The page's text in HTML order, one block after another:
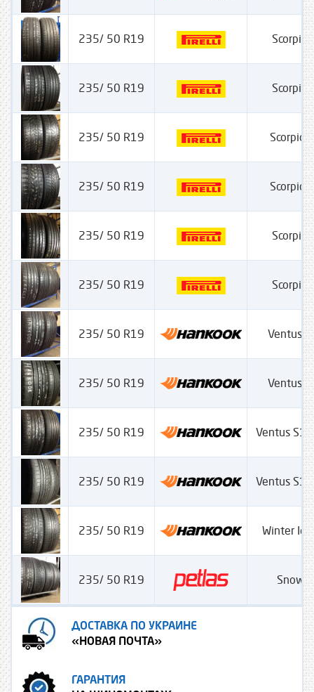
235/ 50 R19
235/ 50 R19
235/ 50 R19
235/ 50 R19
235/ 50 R19
235/ 50 R19
235/ 50 R19 Ventus
235/ 50 R19 Ventus
235/ 50 R19 Ventus S1
235/ 50 R19 Ventus S1
235/ 50 R19 Winter
235/ 50 R19 Snow
ДОСТАВКА ПО УКРАИНЕ
«НОВАЯ ПОЧТА»
ГАРАНТИЯ